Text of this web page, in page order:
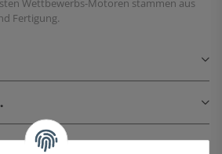
Wettbewerbs-Motoren stammen aus
Fertigung.